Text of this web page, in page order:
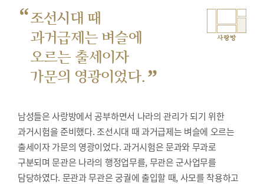
“조선시대 때
과거급제는 벼슬에
오르는 출세이자
가문의 영광이었다. ”
사랑방
남성들은 사랑방에서 공부하면서 나라의 관리가 되기 위한
과거시험을 준비했다.조선시대 때 과거급제는 벼슬에 오르는
출세이자 가문의 영광이었다. 과거시험은 문과와 무과로
구분되며 문관은 나라의 행정업무를, 무관은 군사업무를
담당하였다. 문관과 무관은 궁궐에 출입할 때, 사모를 착용하고